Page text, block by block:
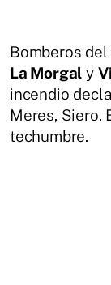
Bomberos del
La Morgal y
incendio
Meres, Siero.
techumbre.